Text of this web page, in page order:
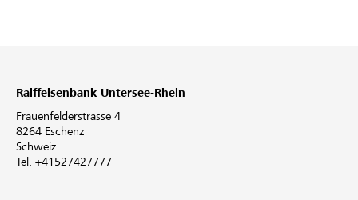
Raiffeisenbank Untersee-Rhein
Frauenfelderstrasse 4
8264 Eschenz
Schweiz
Tel. +41527427777